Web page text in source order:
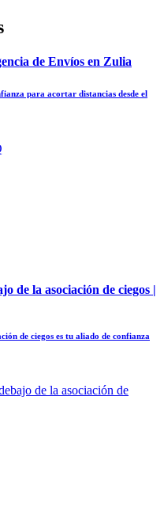
de Envíos en Zulia
para acortar distancias desde el
de la asociación de ciegos |
de ciegos es tu aliado de confianza
de la asociación de